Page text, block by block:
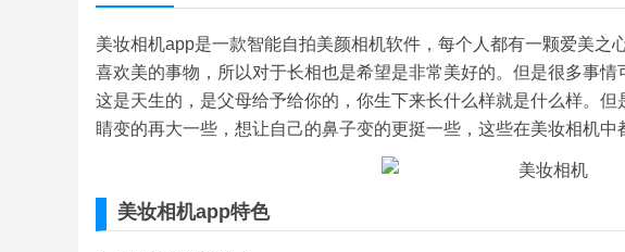
美妆相机app是一款智能自拍美颜相机软件，每个人都有一颗爱美之
喜欢美的事物，所以对于长相也是希望是非常美好的。但是很多事
这是天生的，是父母给予给你的，你生下来长什么样就是什么样。
睛变的再大一些，想让自己的鼻子变的更挺一些，这些在美妆相机中
美妆相机app特色